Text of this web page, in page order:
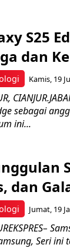
S25
dan
Kamis, 19
sebagai
ini...
dan
Jumat, 19
Seri ini